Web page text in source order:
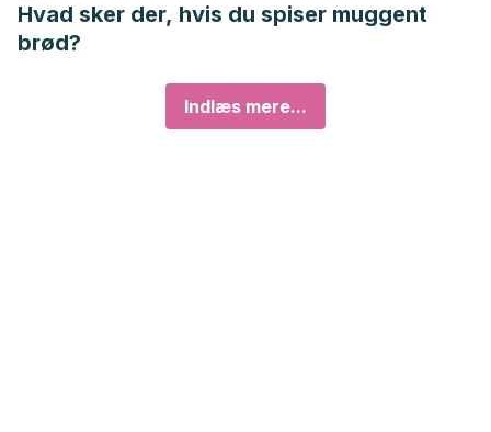
Hvad sker der, hvis du spiser muggent
brød?
Indlæs mere...